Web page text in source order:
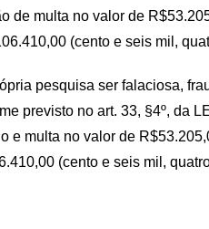
de multa no valor de
(cento e seis mil,
pesquisa ser falaciosa,
previsto no art. 33, §4º, da
e multa no valor de
(cento e seis mil,